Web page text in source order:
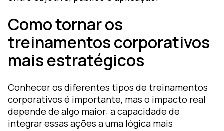
Como tornar os
treinamentos corporativos
mais estratégicos
Conhecer os diferentes tipos de treinamentos
corporativos é importante, mas o impacto real
depende de algo maior: a capacidade de
integrar essas ações a uma lógica mais